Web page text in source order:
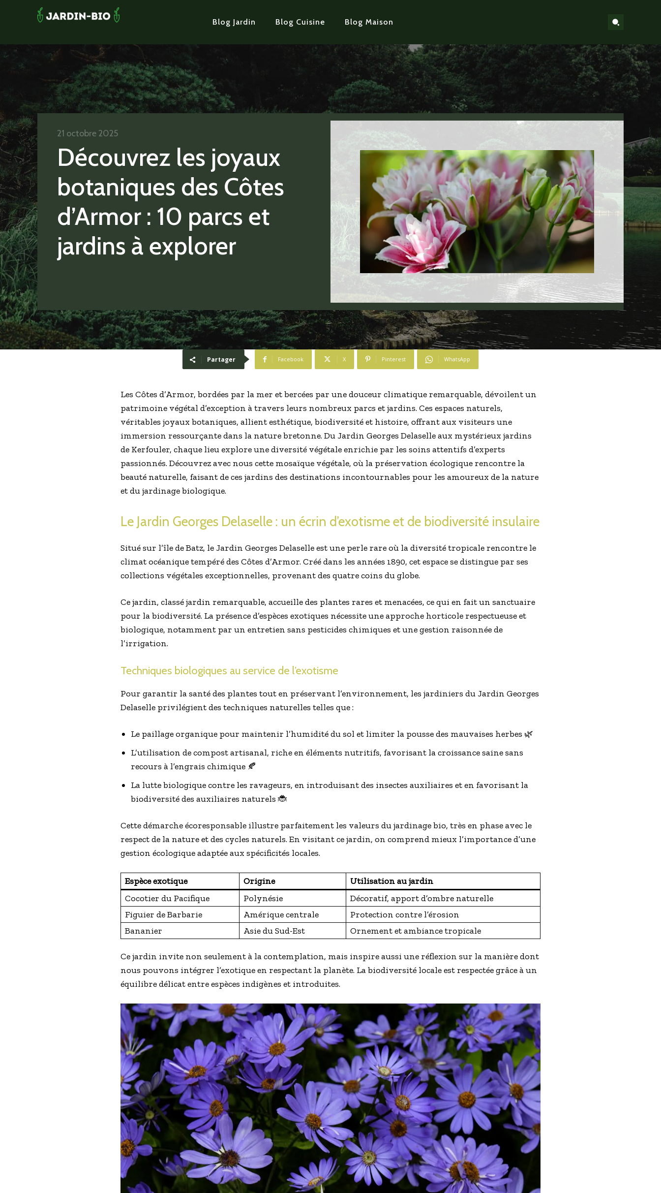
Blog Jardin Blog Cuisine Blog Maison
Découvrez les joyaux
botaniques des Côtes
d’Armor : 10 parcs et
jardins à explorer
21 octobre 2025
Partager Facebook X Pinterest WhatsApp
Les Côtes d’Armor, bordées par la mer et bercées par une douceur climatique remarquable, dévoilent un
patrimoine végétal d’exception à travers leurs nombreux parcs et jardins. Ces espaces naturels,
véritables joyaux botaniques, allient esthétique, biodiversité et histoire, offrant aux visiteurs une
immersion ressourçante dans la nature bretonne. Du Jardin Georges Delaselle aux mystérieux jardins
de Kerfouler, chaque lieu explore une diversité végétale enrichie par les soins attentifs d’experts
passionnés. Découvrez avec nous cette mosaïque végétale, où la préservation écologique rencontre la
beauté naturelle, faisant de ces jardins des destinations incontournables pour les amoureux de la nature
et du jardinage biologique.
Le Jardin Georges Delaselle : un écrin d’exotisme et de biodiversité insulaire
Situé sur l’île de Batz, le Jardin Georges Delaselle est une perle rare où la diversité tropicale rencontre le
climat océanique tempéré des Côtes d’Armor. Créé dans les années 1890, cet espace se distingue par ses
collections végétales exceptionnelles, provenant des quatre coins du globe.
Ce jardin, classé jardin remarquable, accueille des plantes rares et menacées, ce qui en fait un sanctuaire
pour la biodiversité. La présence d’espèces exotiques nécessite une approche horticole respectueuse et
biologique, notamment par un entretien sans pesticides chimiques et une gestion raisonnée de
l’irrigation.
Techniques biologiques au service de l’exotisme
Pour garantir la santé des plantes tout en préservant l’environnement, les jardiniers du Jardin Georges
Delaselle privilégient des techniques naturelles telles que :
Le paillage organique pour maintenir l’humidité du sol et limiter la pousse des mauvaises herbes 🌿
L’utilisation de compost artisanal, riche en éléments nutritifs, favorisant la croissance saine sans
recours à l’engrais chimique 🍂
La lutte biologique contre les ravageurs, en introduisant des insectes auxiliaires et en favorisant la
biodiversité des auxiliaires naturels 🐞
Cette démarche écoresponsable illustre parfaitement les valeurs du jardinage bio, très en phase avec le
respect de la nature et des cycles naturels. En visitant ce jardin, on comprend mieux l’importance d’une
gestion écologique adaptée aux spécificités locales.
Espèce exotique Origine
Utilisation au jardin
Cocotier du Pacifique
Polynésie
Décoratif, apport d’ombre naturelle
Figuier de Barbarie
Amérique centrale
Protection contre l’érosion
Bananier
Asie du Sud-Est Ornement et ambiance tropicale
Ce jardin invite non seulement à la contemplation, mais inspire aussi une réflexion sur la manière dont
nous pouvons intégrer l’exotique en respectant la planète. La biodiversité locale est respectée grâce à un
équilibre délicat entre espèces indigènes et introduites.